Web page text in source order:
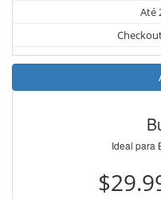
Até
Ideal para